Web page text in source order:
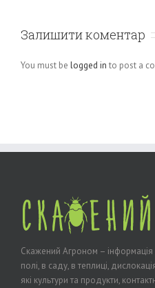
Залишити коментар
You must be logged in to post a
Скажений Агроном –
полі, в саду, в теплиці,
які культури та продукти,